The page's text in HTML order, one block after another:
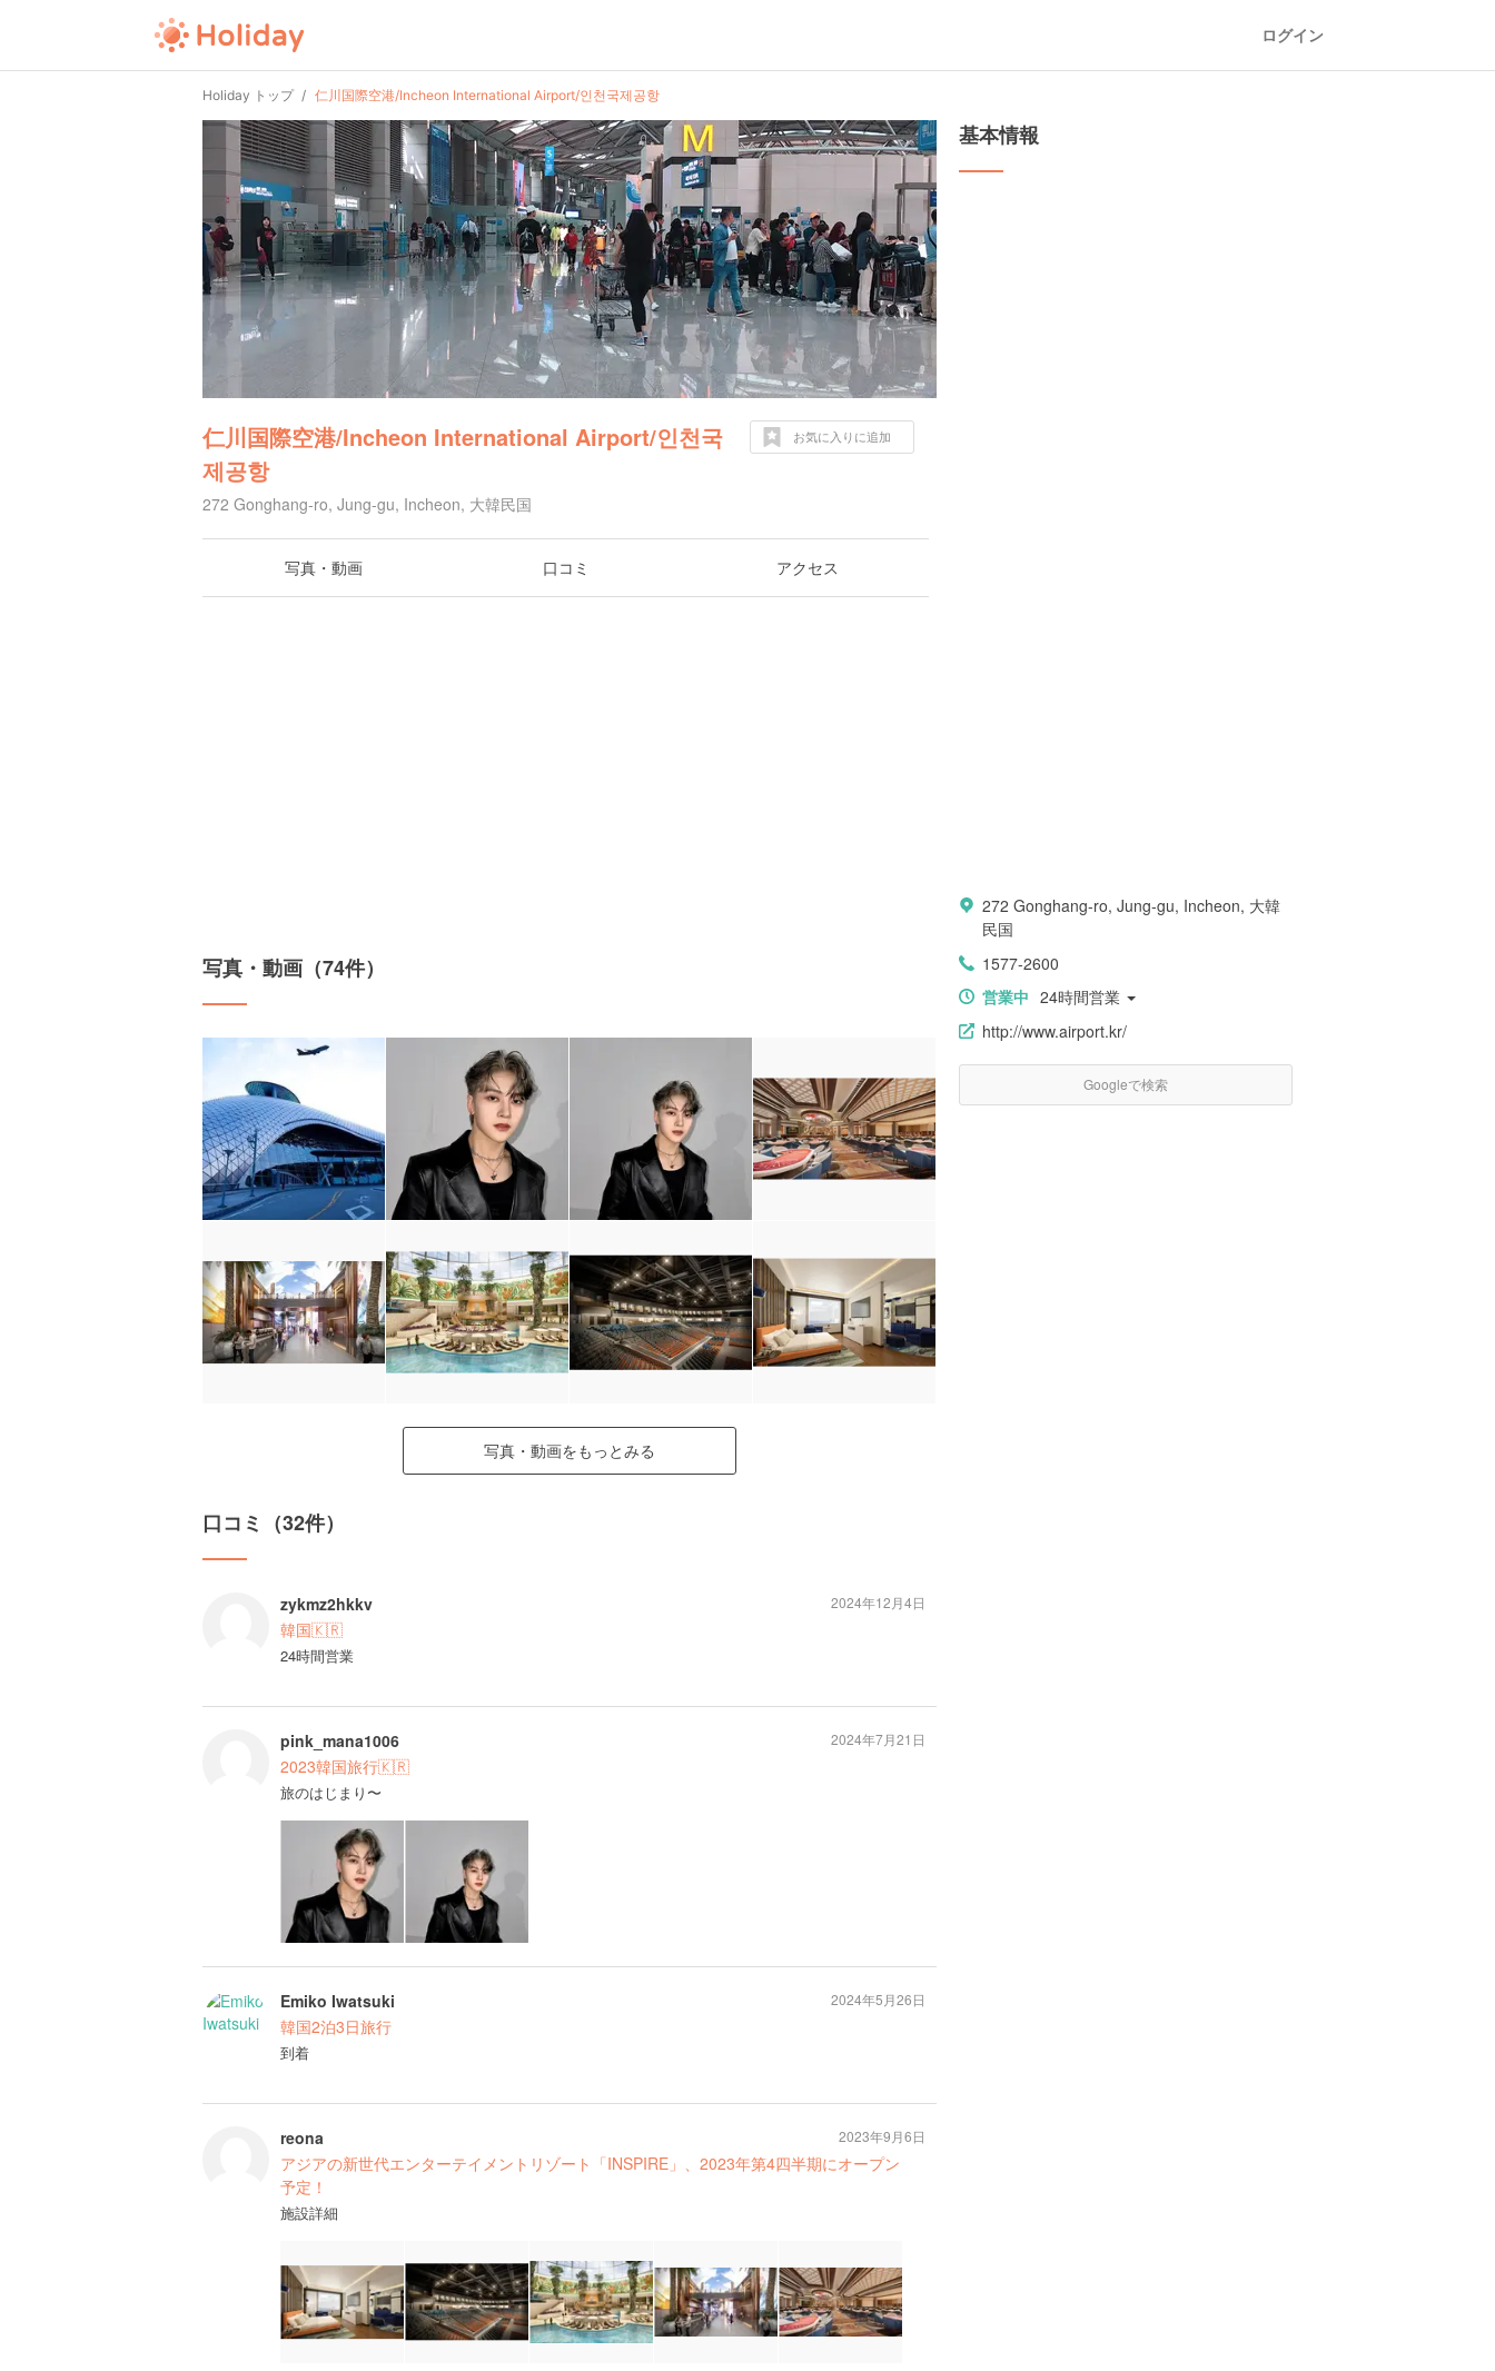
ログイン
Holiday トップ 仁川国際空港/Incheon International Airport/인천국제공항
仁川国際空港/Incheon International Airport/인천국
제공항
272 Gonghang-ro, Jung-gu, Incheon, 大韓民国
お気に入りに追加
写真・動画 口コミ アクセス
写真・動画（74件）
写真・動画をもっとみる
口コミ（32件）
zykmz2hkkv
韓国🇰🇷
24時間営業
2024年12月4日
pink_mana1006
2023韓国旅行🇰🇷
旅のはじまり〜
2024年7月21日
Emiko Iwatsuki
韓国2泊3日旅行
到着
2024年5月26日
reona
アジアの新世代エンターテイメントリゾート「INSPIRE」、2023年第4四半期にオープン
予定！
施設詳細
2023年9月6日
基本情報
272 Gonghang-ro, Jung-gu, Incheon, 大韓
民国
1577-2600
営業中 24時間営業
http://www.airport.kr/
Googleで検索